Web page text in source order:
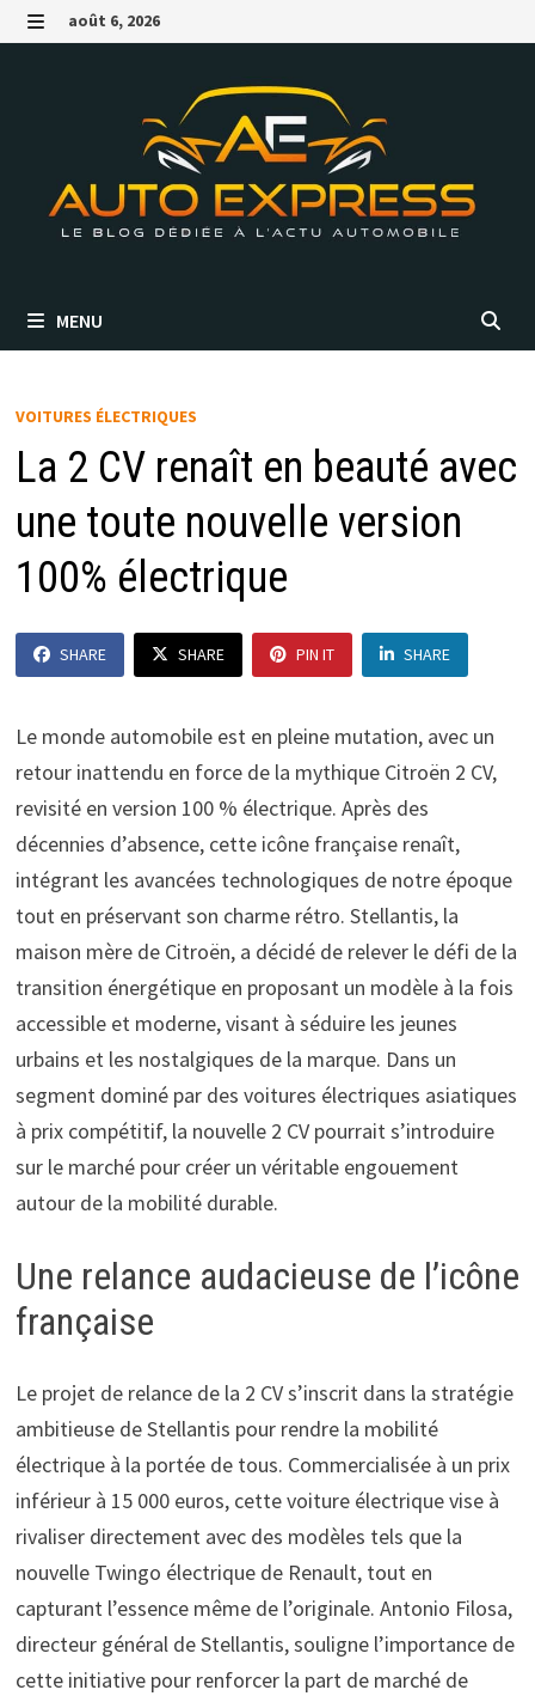
Passer
au MENU
août 6, 2026
MENU
VOITURES ÉLECTRIQUES
La 2 CV renaît en beauté avec
une toute nouvelle version
100% électrique
SHARE SHARE PIN IT SHARE
Le monde automobile est en pleine mutation, avec un
retour inattendu en force de la mythique Citroën 2 CV,
revisité en version 100 % électrique. Après des
décennies d’absence, cette icône française renaît,
intégrant les avancées technologiques de notre époque
tout en préservant son charme rétro. Stellantis, la
maison mère de Citroën, a décidé de relever le défi de la
transition énergétique en proposant un modèle à la fois
accessible et moderne, visant à séduire les jeunes
urbains et les nostalgiques de la marque. Dans un
segment dominé par des voitures électriques asiatiques
à prix compétitif, la nouvelle 2 CV pourrait s’introduire
sur le marché pour créer un véritable engouement
autour de la mobilité durable.
Une relance audacieuse de l’icône
française
Le projet de relance de la 2 CV s’inscrit dans la stratégie
ambitieuse de Stellantis pour rendre la mobilité
électrique à la portée de tous. Commercialisée à un prix
inférieur à 15 000 euros, cette voiture électrique vise à
rivaliser directement avec des modèles tels que la
nouvelle Twingo électrique de Renault, tout en
capturant l’essence même de l’originale. Antonio Filosa,
directeur général de Stellantis, souligne l’importance de
cette initiative pour renforcer la part de marché de